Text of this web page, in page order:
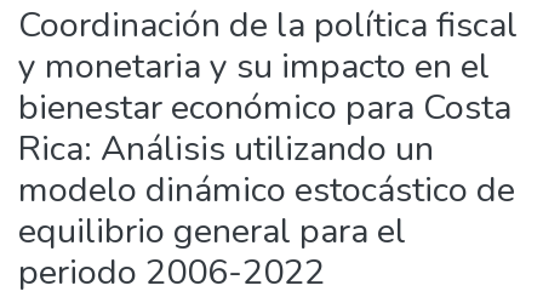
Statistics
Coordinación de la política fiscal
y monetaria y su impacto en el
bienestar económico para Costa
Rica: Análisis utilizando un
modelo dinámico estocástico de
equilibrio general para el
periodo 2006-2022